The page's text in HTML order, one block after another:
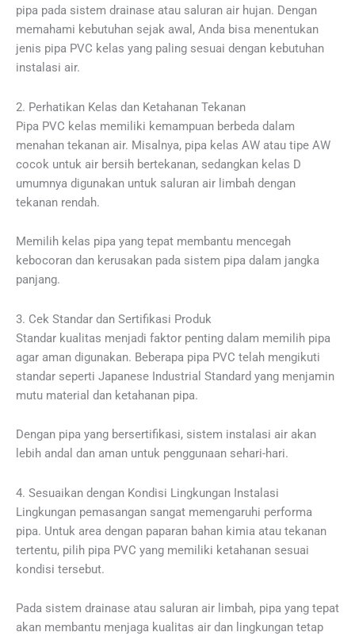
pipa pada sistem drainase atau saluran air hujan. Dengan
memahami kebutuhan sejak awal, Anda bisa menentukan
jenis pipa PVC kelas yang paling sesuai dengan kebutuhan
instalasi air.
2. Perhatikan Kelas dan Ketahanan Tekanan
Pipa PVC kelas memiliki kemampuan berbeda dalam
menahan tekanan air. Misalnya, pipa kelas AW atau tipe AW
cocok untuk air bersih bertekanan, sedangkan kelas D
umumnya digunakan untuk saluran air limbah dengan
tekanan rendah.
Memilih kelas pipa yang tepat membantu mencegah
kebocoran dan kerusakan pada sistem pipa dalam jangka
panjang.
3. Cek Standar dan Sertifikasi Produk
Standar kualitas menjadi faktor penting dalam memilih pipa
agar aman digunakan. Beberapa pipa PVC telah mengikuti
standar seperti Japanese Industrial Standard yang menjamin
mutu material dan ketahanan pipa.
Dengan pipa yang bersertifikasi, sistem instalasi air akan
lebih andal dan aman untuk penggunaan sehari-hari.
4. Sesuaikan dengan Kondisi Lingkungan Instalasi
Lingkungan pemasangan sangat memengaruhi performa
pipa. Untuk area dengan paparan bahan kimia atau tekanan
tertentu, pilih pipa PVC yang memiliki ketahanan sesuai
kondisi tersebut.
Pada sistem drainase atau saluran air limbah, pipa yang tepat
akan membantu menjaga kualitas air dan lingkungan tetap